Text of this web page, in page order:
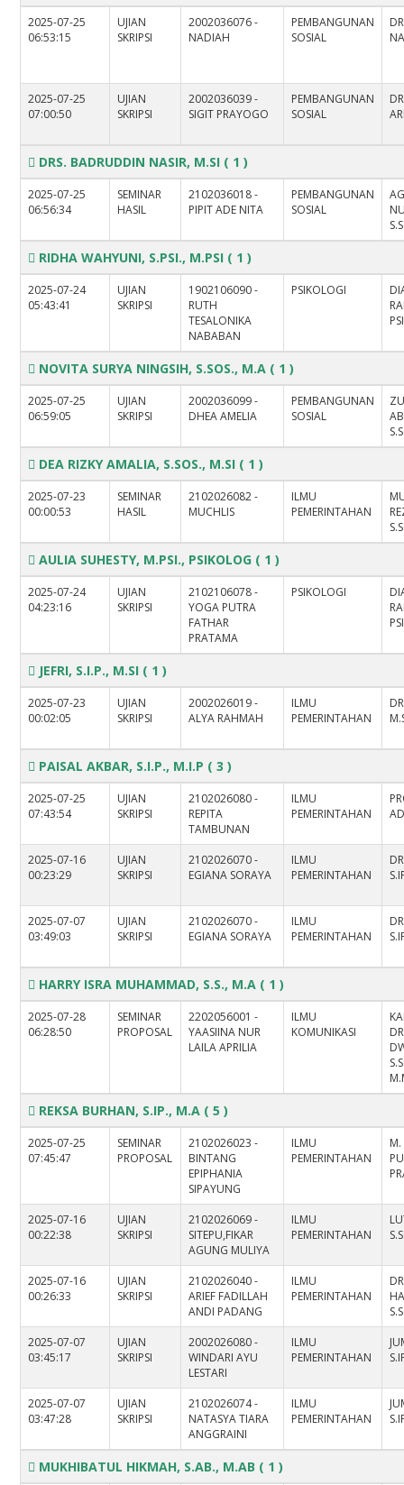
2025-07-25
06:53:15
UJIAN
SKRIPSI
2002036076 -
NADIAH
PEMBANGUNAN
SOSIAL
2025-07-25
07:00:50
UJIAN
SKRIPSI
2002036039 -
SIGIT PRAYOGO
PEMBANGUNAN
SOSIAL
DRS. BADRUDDIN NASIR, M.SI ( 1 )
2025-07-25
06:56:34
SEMINAR
HASIL
2102036018 -
PIPIT ADE NITA
PEMBANGUNAN
SOSIAL
RIDHA WAHYUNI, S.PSI., M.PSI ( 1 )
2025-07-24
05:43:41
UJIAN
SKRIPSI
1902106090 -
RUTH
TESALONIKA
NABABAN
PSIKOLOGI
NOVITA SURYA NINGSIH, S.SOS., M.A ( 1 )
2025-07-25
06:59:05
UJIAN
SKRIPSI
2002036099 -
DHEA AMELIA
PEMBANGUNAN
SOSIAL
DEA RIZKY AMALIA, S.SOS., M.SI ( 1 )
2025-07-23
00:00:53
SEMINAR
HASIL
2102026082 -
MUCHLIS
ILMU
PEMERINTAHAN
AULIA SUHESTY, M.PSI., PSIKOLOG ( 1 )
2025-07-24
04:23:16
UJIAN
SKRIPSI
2102106078 -
YOGA PUTRA
FATHAR
PRATAMA
PSIKOLOGI
JEFRI, S.I.P., M.SI ( 1 )
2025-07-23
00:02:05
UJIAN
SKRIPSI
2002026019 -
ALYA RAHMAH
ILMU
PEMERINTAHAN
PAISAL AKBAR, S.I.P., M.I.P ( 3 )
2025-07-25
07:43:54
UJIAN
SKRIPSI
2102026080 -
REPITA
TAMBUNAN
ILMU
PEMERINTAHAN
2025-07-16
00:23:29
UJIAN
SKRIPSI
2102026070 -
EGIANA SORAYA
ILMU
PEMERINTAHAN
2025-07-07
03:49:03
UJIAN
SKRIPSI
2102026070 -
EGIANA SORAYA
ILMU
PEMERINTAHAN
HARRY ISRA MUHAMMAD, S.S., M.A ( 1 )
2025-07-28
06:28:50
SEMINAR
PROPOSAL
2202056001 -
YAASIINA NUR
LAILA APRILIA
ILMU
KOMUNIKASI
REKSA BURHAN, S.IP., M.A ( 5 )
2025-07-25
07:45:47
SEMINAR
PROPOSAL
2102026023 -
BINTANG
EPIPHANIA
SIPAYUNG
ILMU
PEMERINTAHAN
2025-07-16
00:22:38
UJIAN
SKRIPSI
2102026069 -
SITEPU,FIKAR
AGUNG MULIYA
ILMU
PEMERINTAHAN
2025-07-16
00:26:33
UJIAN
SKRIPSI
2102026040 -
ARIEF FADILLAH
ANDI PADANG
ILMU
PEMERINTAHAN
2025-07-07
03:45:17
UJIAN
SKRIPSI
2002026080 -
WINDARI AYU
LESTARI
ILMU
PEMERINTAHAN
2025-07-07
03:47:28
UJIAN
SKRIPSI
2102026074 -
NATASYA TIARA
ANGGRAINI
ILMU
PEMERINTAHAN
MUKHIBATUL HIKMAH, S.AB., M.AB ( 1 )